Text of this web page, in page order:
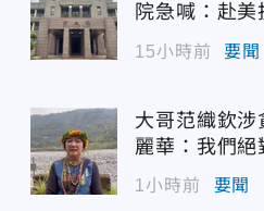
院急喊：赴
配額
15小時前 要聞
大哥范織欽
麗華：我們絕
1小時前 要聞